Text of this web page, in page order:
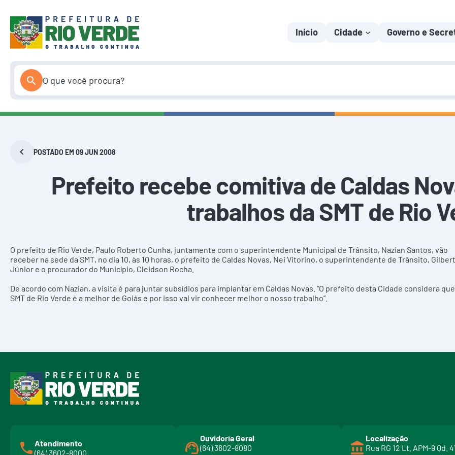
para
conteúdo
Início Cidade Governo e
POSTADO EM 09 JUN 2008
Prefeito recebe comitiva de Caldas
trabalhos da SMT de Rio
O prefeito de Rio Verde, Paulo Roberto Cunha, juntamente com o superintendente Municipal de Trânsito, Nazian Santos, vão
receber na sede da SMT, no dia 10, às 10 horas, o prefeito de Caldas Novas, Nei Vitorino, o superintendente de Trânsito,
Júnior e o procurador do Município, Cleidson Rocha.
De acordo com Nazian, a visita é para juntar subsídios para implantar em Caldas Novas. “O prefeito desta Cidade considera
SMT de Rio Verde é a melhor de Goiás e por isso vai vir conhecer melhor o nosso trabalho”.
Atendimento
(64) 3602-8000
Ouvidoria Geral
(64) 3602-8080
Localização
Rua RG 12 Lt. APM-9 Qd.